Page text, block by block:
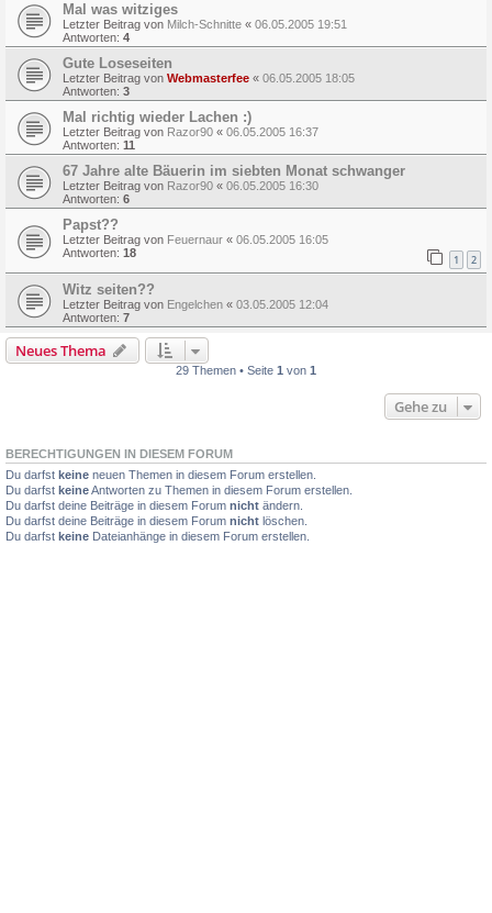
Mal was witziges
Letzter Beitrag von Milch-Schnitte « 06.05.2005 19:51
Antworten: 4
Gute Loseseiten
Letzter Beitrag von Webmasterfee « 06.05.2005 18:05
Antworten: 3
Mal richtig wieder Lachen :)
Letzter Beitrag von Razor90 « 06.05.2005 16:37
Antworten: 11
67 Jahre alte Bäuerin im siebten Monat schwanger
Letzter Beitrag von Razor90 « 06.05.2005 16:30
Antworten: 6
Papst??
Letzter Beitrag von Feuernaur « 06.05.2005 16:05
Antworten: 18 1 2
Witz seiten??
Letzter Beitrag von Engelchen « 03.05.2005 12:04
Antworten: 7
Neues Thema
29 Themen • Seite 1 von 1
Gehe zu
BERECHTIGUNGEN IN DIESEM FORUM
Du darfst keine neuen Themen in diesem Forum erstellen.
Du darfst keineAntworten zu Themen in diesem Forum erstellen.
Du darfst deine Beiträge in diesem Forum nicht ändern.
Du darfst deine Beiträge in diesem Forum nicht löschen.
Du darfst keine Dateianhänge in diesem Forum erstellen.